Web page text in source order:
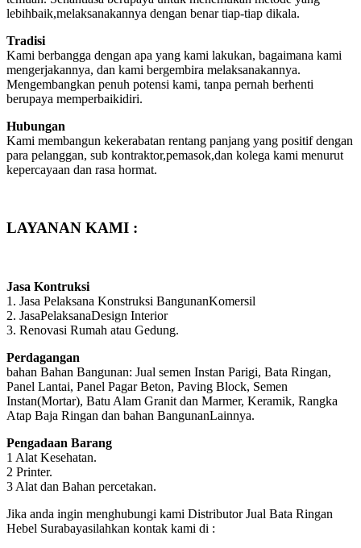
lebihbaik,melaksanakannya dengan benar tiap-tiap dikala.
Tradisi
Kami berbangga dengan apa yang kami lakukan, bagaimana kami
mengerjakannya, dan kami bergembira melaksanakannya.
Mengembangkan penuh potensi kami, tanpa pernah berhenti
berupaya memperbaikidiri.
Hubungan
Kami membangun kekerabatan rentang panjang yang positif dengan
para pelanggan, sub kontraktor,pemasok,dan kolega kami menurut
kepercayaan dan rasa hormat.
LAYANAN KAMI :
Jasa Kontruksi
1. Jasa Pelaksana Konstruksi BangunanKomersil
2. JasaPelaksanaDesign Interior
3. Renovasi Rumah atau Gedung.
Perdagangan
bahan Bahan Bangunan: Jual semen Instan Parigi, Bata Ringan,
Panel Lantai, Panel Pagar Beton, Paving Block, Semen
Instan(Mortar), Batu Alam Granit dan Marmer, Keramik, Rangka
Atap Baja Ringan dan bahan BangunanLainnya.
Pengadaan Barang
1 Alat Kesehatan.
2 Printer.
3 Alat dan Bahan percetakan.
Jika anda ingin menghubungi kami Distributor Jual Bata Ringan
Hebel Surabayasilahkan kontak kami di :